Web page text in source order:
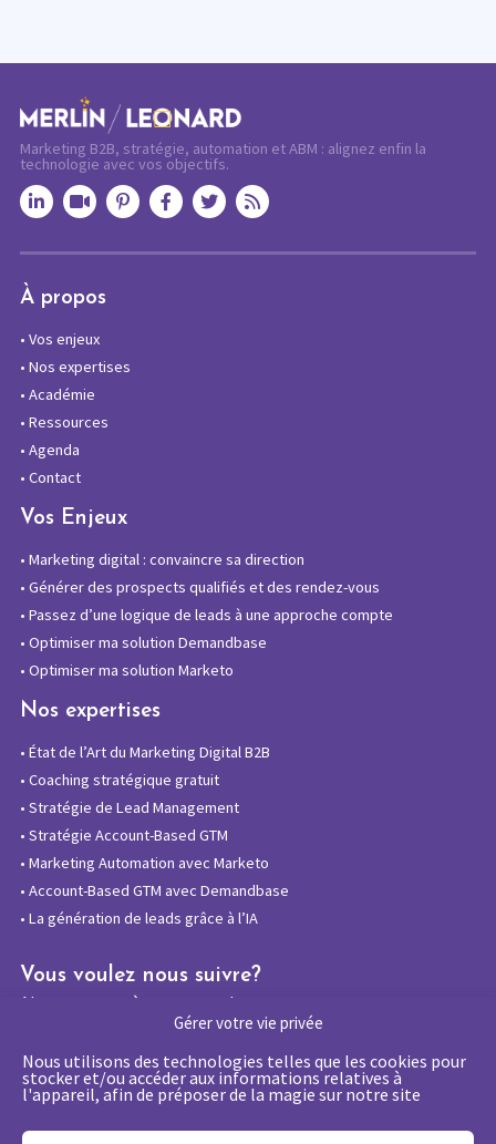
Gérer votre vie privée
Nous utilisons des technologies telles que les cookies pour
stocker et/ou accéder aux informations relatives à
l'appareil, afin de préposer de la magie sur notre site
Marketing B2B, stratégie, automation et ABM : alignez enfin la
technologie avec vos objectifs.
À propos
• Vos enjeux
• Nos expertises
• Académie
• Ressources
• Agenda
• Contact
Vos Enjeux
• Marketing digital : convaincre sa direction
• Générer des prospects qualifiés et des rendez-vous
• Passez d’une logique de leads à une approche compte
• Optimiser ma solution Demandbase
• Optimiser ma solution Marketo
Nos expertises
• État de l’Art du Marketing Digital B2B
• Coaching stratégique gratuit
• Stratégie de Lead Management
• Stratégie Account-Based GTM
• Marketing Automation avec Marketo
• Account-Based GTM avec Demandbase
• La génération de leads grâce à l’IA
Vous voulez nous suivre?
Abonnez-vous à notre newsletter